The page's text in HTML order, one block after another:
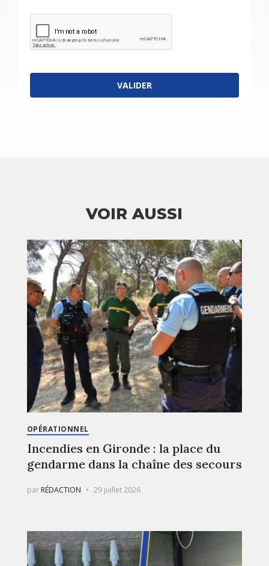
VALIDER
VOIR AUSSI
OPÉRATIONNEL
Incendies en Gironde : la place du
gendarme dans la chaîne des secours
par RÉDACTION 29 juillet 2026